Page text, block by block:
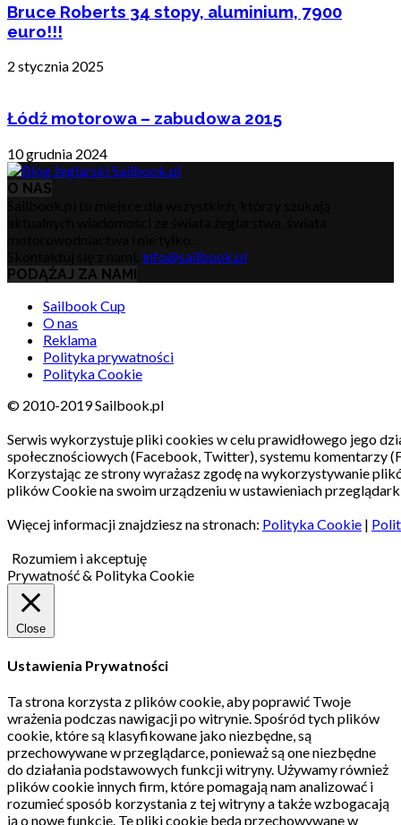
Bruce Roberts 34 stopy, aluminium, 7900
euro!!!
2 stycznia 2025
Łódź motorowa – zabudowa 2015
10 grudnia 2024
O NAS
info@sailbook.pl
PODĄŻAJ ZA NAMI
Sailbook Cup
O nas
Reklama
Polityka prywatności
Polityka Cookie
© 2010-2019 Sailbook.pl
Serwis wykorzystuje pliki cookies w celu prawidłowego jego
społecznościowych (Facebook, Twitter), systemu komentarzy
Korzystając ze strony wyrażasz zgodę na wykorzystywanie
plików Cookie na swoim urządzeniu w ustawieniach
Więcej informacji znajdziesz na stronach: Polityka Cookie |
Rozumiem i akceptuję
Prywatność & Polityka Cookie
Close
Ustawienia Prywatności
Ta strona korzysta z plików cookie, aby poprawić Twoje
wrażenia podczas nawigacji po witrynie.Spośród tych plików
cookie, które są klasyfikowane jako niezbędne, są
przechowywane w przeglądarce, ponieważ są one niezbędne
do działania podstawowych funkcji witryny. Używamy również
plików cookie innych firm, które pomagają nam analizować i
rozumieć sposób korzystania z tej witryny a także wzbogacają
ją o nowe funkcje. Te pliki cookie będą przechowywane w